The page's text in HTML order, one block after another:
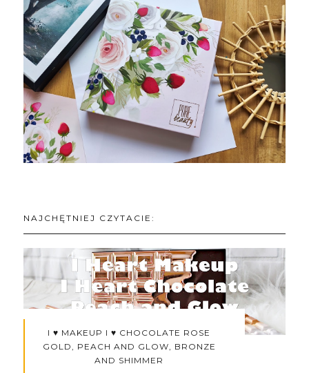
NAJCHĘTNIEJ CZYTACIE:
I ♥ MAKEUP I ♥ CHOCOLATE ROSE
GOLD, PEACH AND GLOW, BRONZE
AND SHIMMER